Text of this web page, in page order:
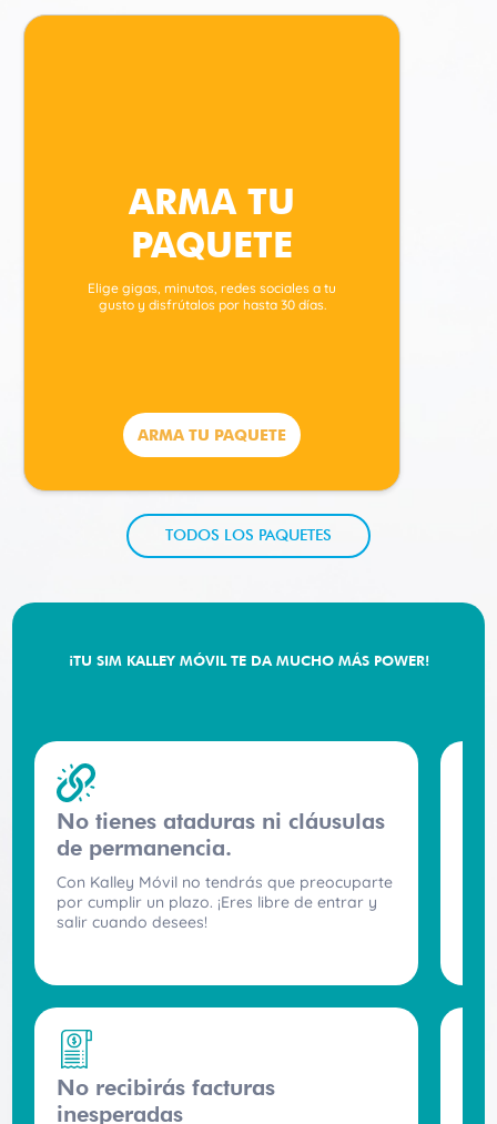
TODOS LOS PAQUETES
Elige gigas, minutos, redes sociales a tu
gusto y disfrútalos por hasta 30 días.
ARMA TU
PAQUETE
ARMA TU PAQUETE
¡TU SIM KALLEY MÓVIL TE DA MUCHO MÁS POWER!
No tienes ataduras ni cláusulas
de permanencia.
Con Kalley Móvil no tendrás que preocuparte
por cumplir un plazo. ¡Eres libre de entrar y
salir cuando desees!
No recibirás facturas
inesperadas